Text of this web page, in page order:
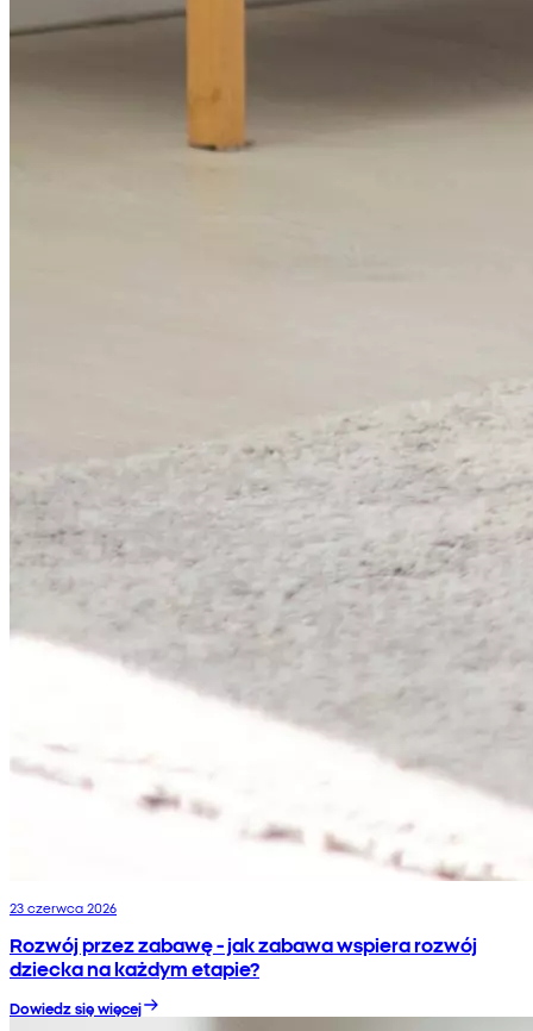
23 czerwca 2026
Rozwój przez zabawę - jak zabawa wspiera rozwój
dziecka na każdym etapie?
Dowiedz się więcej